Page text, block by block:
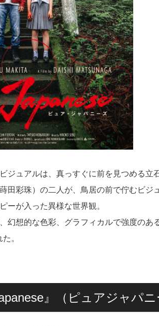
ジュアルは、真っすぐに前を見つめる立
田彩珠）の二人が、鳥居の前で佇むビ
ーが入った異様な世界観。
幻想的な色彩、グラフィカルで強度の
。
』（ピュアジャパニ